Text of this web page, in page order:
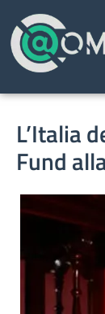
L’Italia
Fund